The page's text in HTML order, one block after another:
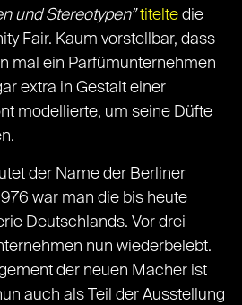
und Stereotypen” titelte die
Fair. Kaum vorstellbar, dass
mal ein Parfümunternehmen
extra in Gestalt einer
modellierte, um seine Düfte
der Name der Berliner
war man die bis heute
Deutschlands. Vor drei
nun wiederbelebt.
der neuen Macher ist
auch als Teil der Ausstellung